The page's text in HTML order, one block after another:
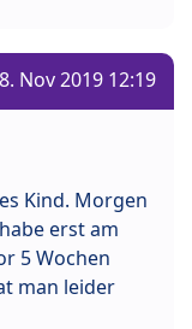
8. Nov 2019 12:19
Kind. Morgen
erst am
5 Wochen
man leider